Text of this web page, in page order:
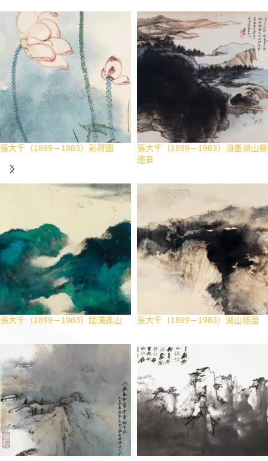
張大千（1899－1983）彩荷圖
張大千（1899－1983）潑墨湖山勝
迹景
張大千（1899－1983）闊浦遙山 張大千（1899－1983）湖山隱居